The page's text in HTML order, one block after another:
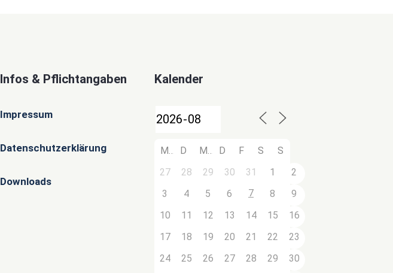
Infos & Pflichtangaben
Impressum
Datenschutzerklärung
Downloads
Kalender
M D M D F S
S
27
28 29 30 31 1
2
3
4 5 6 7 8
9
10
11 12 13 14 15
16
17
18 19 20 21 22
23
24
25 26 27 28 29 30